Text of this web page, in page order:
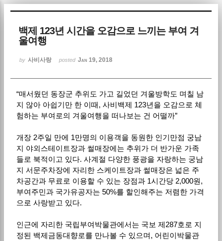
백제 123년 시간을 오감으로 느끼는 부여 겨
울여행
by 사비사랑 posted Jan 19, 2018
“매서웠던 동장군 추위도 가고 길었던 겨울방학도 며칠 남
지 않아 아쉽기만 한 이때, 사비백제 123년을 오감으로 체
험하는 부여로의 겨울여행을 떠나보는 건 어떨까”
개장 2주일 만에 1만명의 이용객을 동원한 인기만점 궁남
지 야외스테이트장과 썰매장에는 추위가 더 반가운 가족
들로 북적이고 있다. 사계절 다양한 풍광을 자랑하는 궁남
지 서문주차장에 자리한 스케이트장과 썰매장은 넓은 주
차공간과 무료로 이용할 수 있는 장점과 1시간당 2,000원,
부여주민과 국가유공자는 50%를 할인해주는 저렴한 가격
으로 사랑받고 있다.
인근에 자리한 국립부여박물관에서는 국보 제287호로 지
정된 백제금동대향로를 만나볼 수 있으며, 어린이박물관
Sketchbook5, 스케치북5
Sketchbook5, 스케치북5